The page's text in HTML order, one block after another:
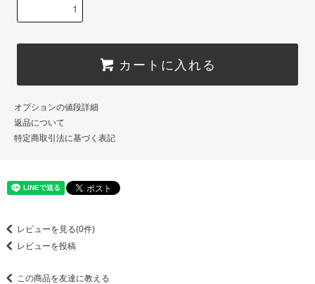
カートに入れる
オプションの値段詳細
返品について
特定商取引法に基づく表記
レビューを見る(0件)
レビューを投稿
この商品を友達に教える